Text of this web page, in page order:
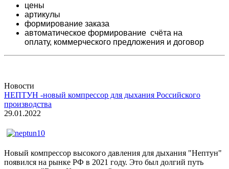
цены
артикулы
формирование заказа
автоматическое формирование счёта на
оплату, коммерческого предложения и договор
Новости
НЕПТУН -новый компрессор для дыхания Российского
производства
29.01.2022
Новый компрессор высокого давления для дыхания "Нептун"
появился на рынке РФ в 2021 году. Это был долгий путь